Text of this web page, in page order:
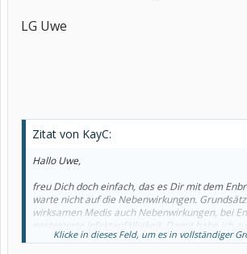
LG Uwe
Zitat von KayC:
Hallo Uwe,
freu Dich doch einfach, das es Dir mit dem
warte nicht auf die Nebenwirkungen.
wirksamen Medis auch Nebenwirkungen, bei
gesteigerte Infektanfälligkeit. Damit habe ich
ordentlich zu tun. Ansonsten ist -wie bei
Klicke in dieses Feld, um es in vollständiger